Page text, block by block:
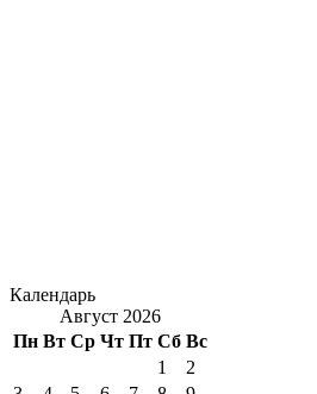
Календарь
Август 2026
Пн Вт Ср Чт Пт Сб Вс
1
2